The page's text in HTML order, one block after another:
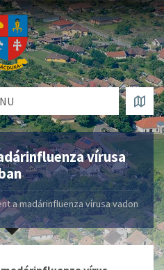
vírusa
a madárinfluenza vírusa vadon